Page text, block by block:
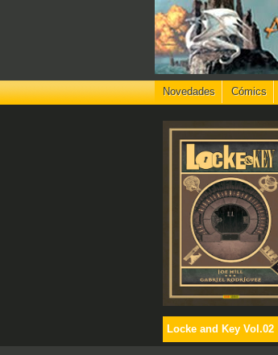
Novedades Cómics
Locke and Key Vol.02